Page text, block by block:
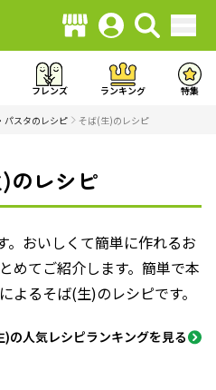
フレンズ ランキング 特集
パスタのレシピ そば(生)のレシピ
のレシピ
。おいしくて簡単に作れるお
めてご紹介します。簡単で本
るそば(生)のレシピです。
)の人気レシピランキングを見る